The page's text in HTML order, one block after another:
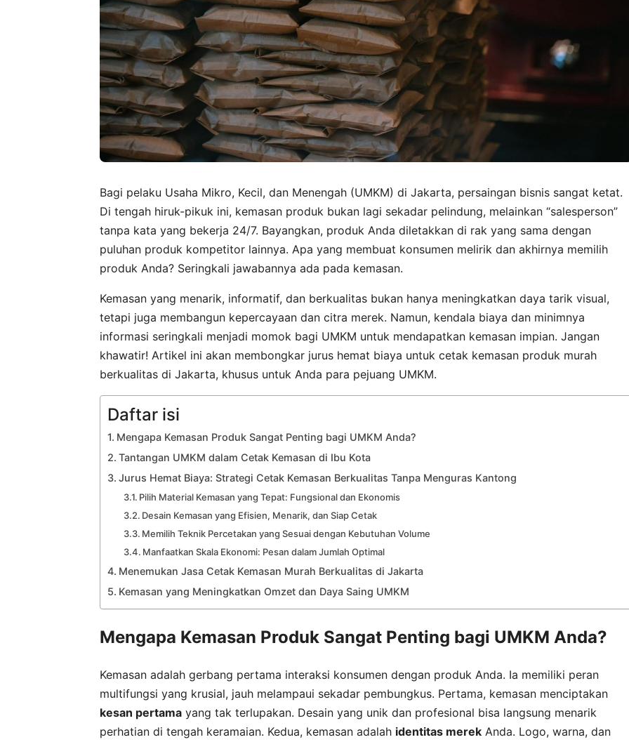
Bagi pelaku Usaha Mikro, Kecil, dan Menengah (UMKM) di Jakarta, persaingan bisnis sangat ketat.
Di tengah hiruk-pikuk ini, kemasan produk bukan lagi sekadar pelindung, melainkan “salesperson”
tanpa kata yang bekerja 24/7. Bayangkan, produk Anda diletakkan di rak yang sama dengan
puluhan produk kompetitor lainnya. Apa yang membuat konsumen melirik dan akhirnya memilih
produk Anda? Seringkali jawabannya ada pada kemasan.
Kemasan yang menarik, informatif, dan berkualitas bukan hanya meningkatkan daya tarik visual,
tetapi juga membangun kepercayaan dan citra merek. Namun, kendala biaya dan minimnya
informasi seringkali menjadi momok bagi UMKM untuk mendapatkan kemasan impian. Jangan
khawatir! Artikel ini akan membongkar jurus hemat biaya untuk cetak kemasan produk murah
berkualitas di Jakarta, khusus untuk Anda para pejuang UMKM.
Daftar isi
Mengapa Kemasan Produk Sangat Penting bagi UMKM Anda?
Tantangan UMKM dalam Cetak Kemasan di Ibu Kota
Jurus Hemat Biaya: Strategi Cetak Kemasan Berkualitas Tanpa Menguras Kantong
Pilih Material Kemasan yang Tepat: Fungsional dan Ekonomis
Desain Kemasan yang Efisien, Menarik, dan Siap Cetak
Memilih Teknik Percetakan yang Sesuai dengan Kebutuhan Volume
Manfaatkan Skala Ekonomi: Pesan dalam Jumlah Optimal
Menemukan Jasa Cetak Kemasan Murah Berkualitas di Jakarta
Kemasan yang Meningkatkan Omzet dan Daya Saing UMKM
Mengapa Kemasan Produk Sangat Penting bagi UMKM Anda?
Kemasan adalah gerbang pertama interaksi konsumen dengan produk Anda. Ia memiliki peran
multifungsi yang krusial, jauh melampaui sekadar pembungkus. Pertama, kemasan menciptakan
kesan pertama yang tak terlupakan. Desain yang unik dan profesional bisa langsung menarik
perhatian di tengah keramaian. Kedua, kemasan adalah identitas merek Anda. Logo, warna, dan